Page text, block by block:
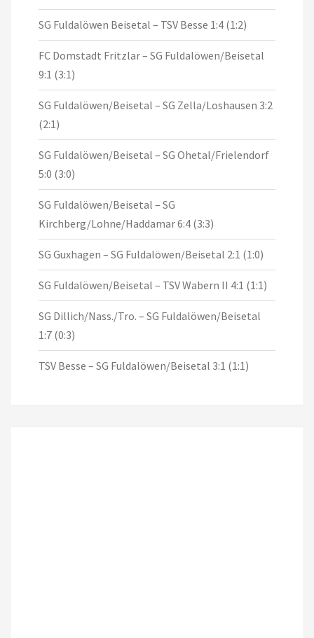
SG Fuldalöwen Beisetal – TSV Besse 1:4 (1:2)
FC Domstadt Fritzlar – SG Fuldalöwen/Beisetal
9:1 (3:1)
SG Fuldalöwen/Beisetal – SG Zella/Loshausen 3:2
(2:1)
SG Fuldalöwen/Beisetal – SG Ohetal/Frielendorf
5:0 (3:0)
SG Fuldalöwen/Beisetal – SG
Kirchberg/Lohne/Haddamar 6:4 (3:3)
SG Guxhagen – SG Fuldalöwen/Beisetal 2:1 (1:0)
SG Fuldalöwen/Beisetal – TSV Wabern II 4:1 (1:1)
SG Dillich/Nass./Tro. – SG Fuldalöwen/Beisetal
1:7 (0:3)
TSV Besse – SG Fuldalöwen/Beisetal 3:1 (1:1)